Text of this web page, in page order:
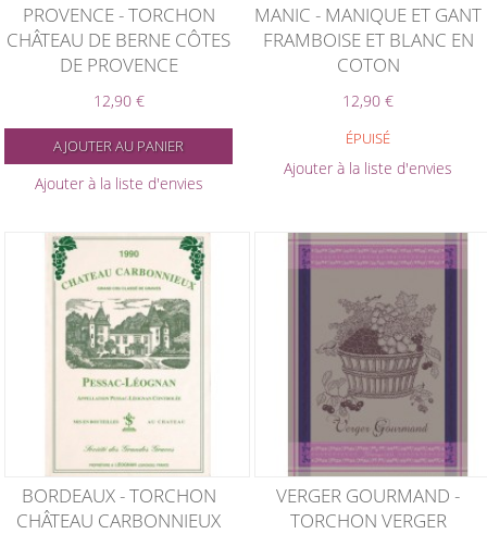
PROVENCE - TORCHON
CHÂTEAU DE BERNE CÔTES
DE PROVENCE
12,90 €
AJOUTER AU PANIER
Ajouter à la liste d'envies
MANIC - MANIQUE ET GANT
FRAMBOISE ET BLANC EN
COTON
12,90 €
ÉPUISÉ
Ajouter à la liste d'envies
BORDEAUX - TORCHON
CHÂTEAU CARBONNIEUX
VERGER GOURMAND -
TORCHON VERGER